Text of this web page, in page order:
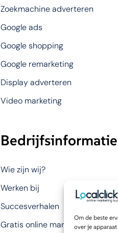
Om de beste
over je
Zoekmachine adverteren
Google ads
Google shopping
Google remarketing
Display adverteren
Video marketing
Bedrijfsinformatie
Wie zijn wij?
Werken bij
Succesverhalen
Gratis online marketing analyse